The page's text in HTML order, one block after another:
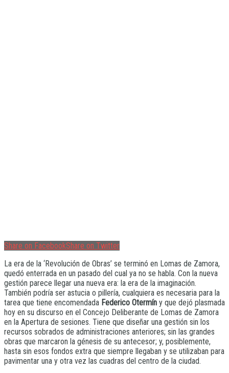
Share on FacebookShare on Twitter
La era de la ‘Revolución de Obras’ se terminó en Lomas de Zamora,
quedó enterrada en un pasado del cual ya no se habla. Con la nueva
gestión parece llegar una nueva era: la era de la imaginación.
También podría ser astucia o pillería, cualquiera es necesaria para la
tarea que tiene encomendada Federico Otermín y que dejó plasmada
hoy en su discurso en el Concejo Deliberante de Lomas de Zamora
en la Apertura de sesiones. Tiene que diseñar una gestión sin los
recursos sobrados de administraciones anteriores; sin las grandes
obras que marcaron la génesis de su antecesor; y, posiblemente,
hasta sin esos fondos extra que siempre llegaban y se utilizaban para
pavimentar una y otra vez las cuadras del centro de la ciudad.